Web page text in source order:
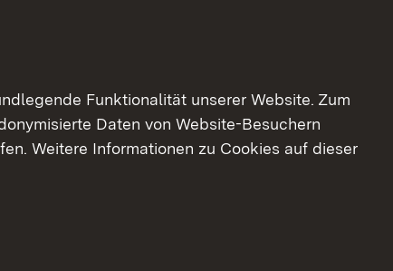
Funktionalität unserer Website. Zum
Daten von Website-Besuchern
Weitere Informationen zu Cookies auf dieser